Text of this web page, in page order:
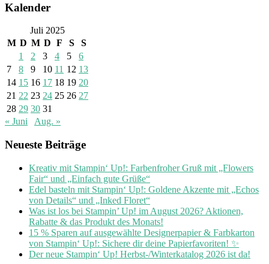
Kalender
Juli 2025
M D M D F S
S
1
2 3 4 5
6
7
8 9 10 11 12 13
14 15 16 17 18 19 20
21 22 23 24 25 26 27
28 29 30 31
« Juni
Aug. »
Neueste Beiträge
Kreativ mit Stampin‘ Up!: Farbenfroher Gruß mit „Flowers
Fair“ und „Einfach gute Grüße“
Edel basteln mit Stampin‘ Up!: Goldene Akzente mit „Echos
von Details“ und „Inked Floret“
Was ist los bei Stampin’ Up! im August 2026? Aktionen,
Rabatte & das Produkt des Monats!
15 % Sparen auf ausgewählte Designerpapier & Farbkarton
von Stampin‘ Up!: Sichere dir deine Papierfavoriten! ✨
Der neue Stampin‘ Up! Herbst-/Winterkatalog 2026 ist da!